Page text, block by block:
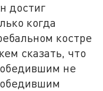
достиг
когда
костре
сказать, что
не